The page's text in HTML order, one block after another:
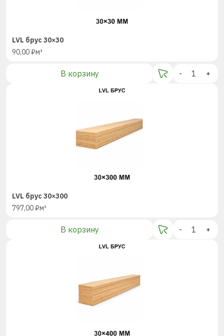
LVL брус 30×30
90,00₽м³
В корзину - +
LVL брус 30×300
797,00₽м³
В корзину - +